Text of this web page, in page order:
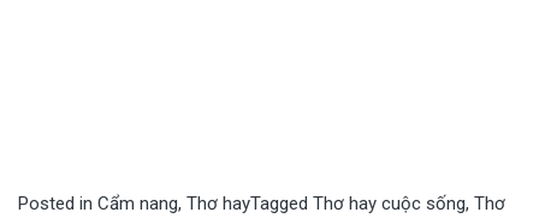
Posted in Cẩm nang, Thơ hayTagged Thơ hay cuộc sống, Thơ